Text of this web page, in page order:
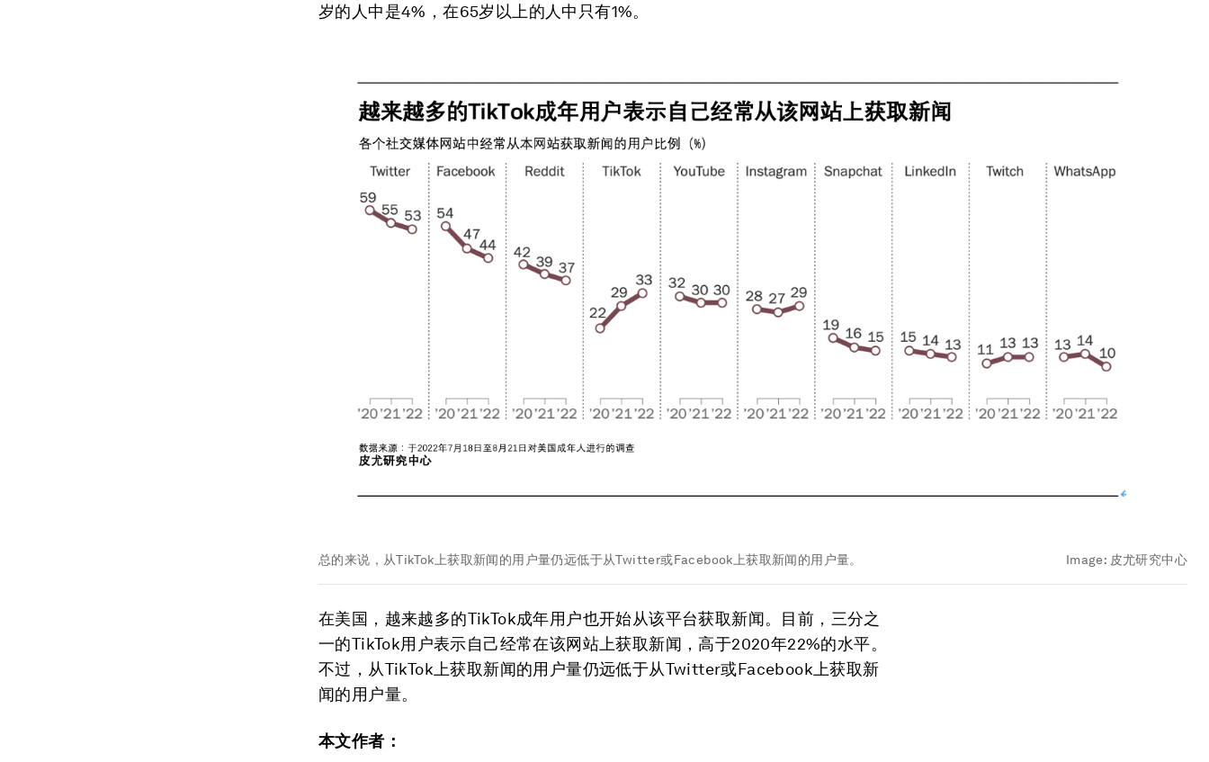
岁的人中是4%，在65岁以上的人中只有1%。
总的来说，从TikTok上获取新闻的用户量仍远低于从Twitter或Facebook上获取新闻的用户量。 Image: 皮尤研究中心
在美国，越来越多的TikTok成年用户也开始从该平台获取新闻。目前，三分之
一的TikTok用户表示自己经常在该网站上获取新闻，高于2020年22%的水平。
不过，从TikTok上获取新闻的用户量仍远低于从Twitter或Facebook上获取新
闻的用户量。
本文作者：